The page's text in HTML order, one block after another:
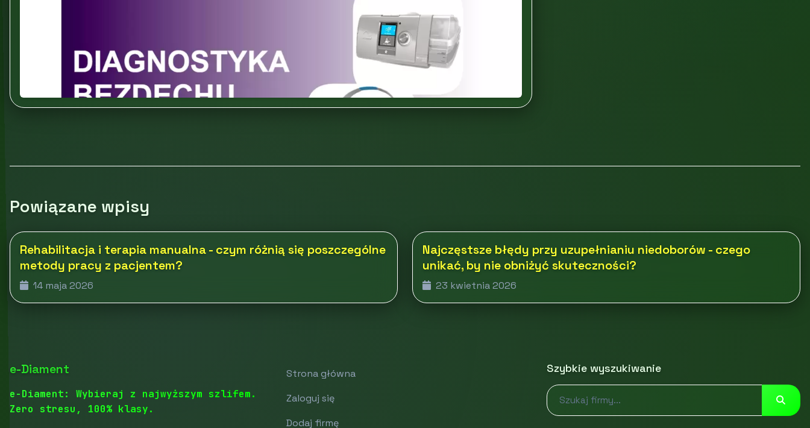
Powiązane wpisy
Rehabilitacja i terapia manualna - czym różnią się poszczególne
metody pracy z pacjentem?
14 maja 2026
Najczęstsze błędy przy uzupełnianiu niedoborów - czego
unikać, by nie obniżyć skuteczności?
23 kwietnia 2026
e-Diament
e-Diament: Wybieraj z najwyższym szlifem.
Zero stresu, 100% klasy.
Strona główna
Zaloguj się
Dodaj firmę
Szybkie wyszukiwanie